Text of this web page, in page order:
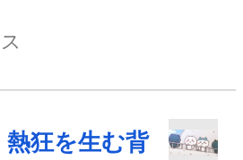
狂を生む背